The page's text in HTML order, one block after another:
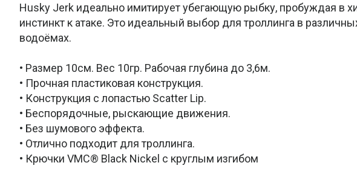
Husky Jerk идеально имитирует убегающую рыбку, пробуждая в
инстинкт к атаке. Это идеальный выбор для троллинга в
водоёмах.
• Размер 10см. Вес 10гр. Рабочая глубина до 3,6м.
• Прочная пластиковая конструкция.
• Конструкция с лопастью Scatter Lip.
• Беспорядочные, рыскающие движения.
• Без шумового эффекта.
• Отлично подходит для троллинга.
• Крючки VMC® Black Nickel с круглым изгибом